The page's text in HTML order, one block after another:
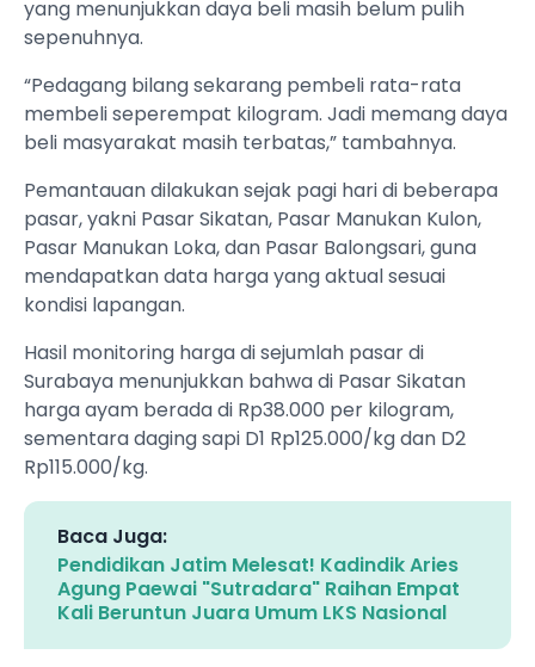
yang menunjukkan daya beli masih belum pulih
sepenuhnya.
“Pedagang bilang sekarang pembeli rata-rata
membeli seperempat kilogram. Jadi memang daya
beli masyarakat masih terbatas,” tambahnya.
Pemantauan dilakukan sejak pagi hari di beberapa
pasar, yakni Pasar Sikatan, Pasar Manukan Kulon,
Pasar Manukan Loka, dan Pasar Balongsari, guna
mendapatkan data harga yang aktual sesuai
kondisi lapangan.
Hasil monitoring harga di sejumlah pasar di
Surabaya menunjukkan bahwa di Pasar Sikatan
harga ayam berada di Rp38.000 per kilogram,
sementara daging sapi D1 Rp125.000/kg dan D2
Rp115.000/kg.
Baca Juga:
Pendidikan Jatim Melesat! Kadindik Aries
Agung Paewai "Sutradara" Raihan Empat
Kali Beruntun Juara Umum LKS Nasional